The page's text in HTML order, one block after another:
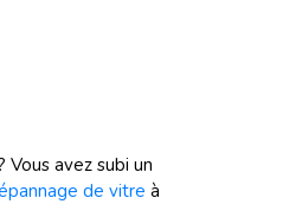
Vous avez subi un
de vitre à